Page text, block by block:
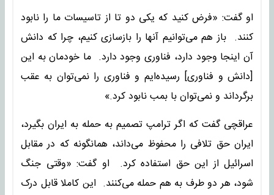
او گفت: «فرض کنید که یکی دو تا از تاسیسات ما را نابود
کنند. باز هم می‌توانیم آنها را بازسازی کنیم، چرا که دانش
آن اینجا وجود دارد، فناوری وجود دارد. ما خودمان به این
[دانش و فناوری] رسیده‌ایم و فناوری را نمی‌توان به عقب
برگرداند و نمی‌توان با بمب نابود کرد.»
عراقچی گفت که اگر ترامپ تصمیم به حمله به ایران بگیرد،
ایران حق تلافی را محفوظ می‌داند، همانگونه که در مقابل
اسرائیل از این حق استفاده کرد. او گفت: «وقتی جنگ
شود، هر دو طرف به هم حمله می‌کنند. این کاملا قابل درک